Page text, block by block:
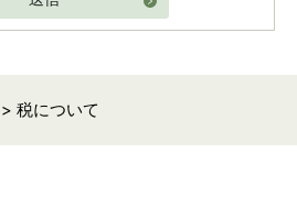
> 税について